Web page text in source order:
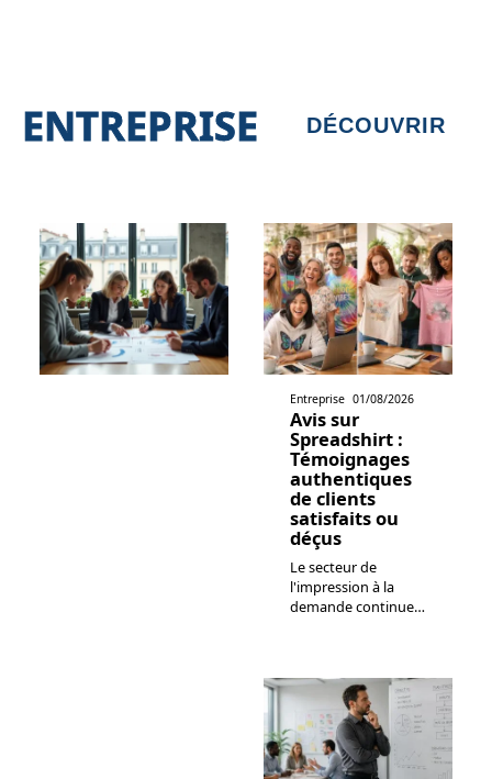
ENTREPRISE DÉCOUVRIR
Entreprise 01/08/2026
Avis sur
Spreadshirt :
Témoignages
authentiques
de clients
satisfaits ou
déçus
Le secteur de
l'impression à la
demande continue…